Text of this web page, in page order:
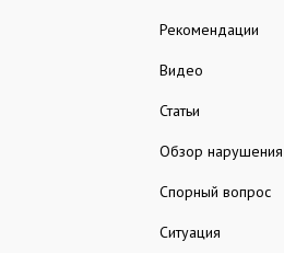
Рекомендации
Видео
Статьи
Обзор нарушения
Спорный вопрос
Ситуация